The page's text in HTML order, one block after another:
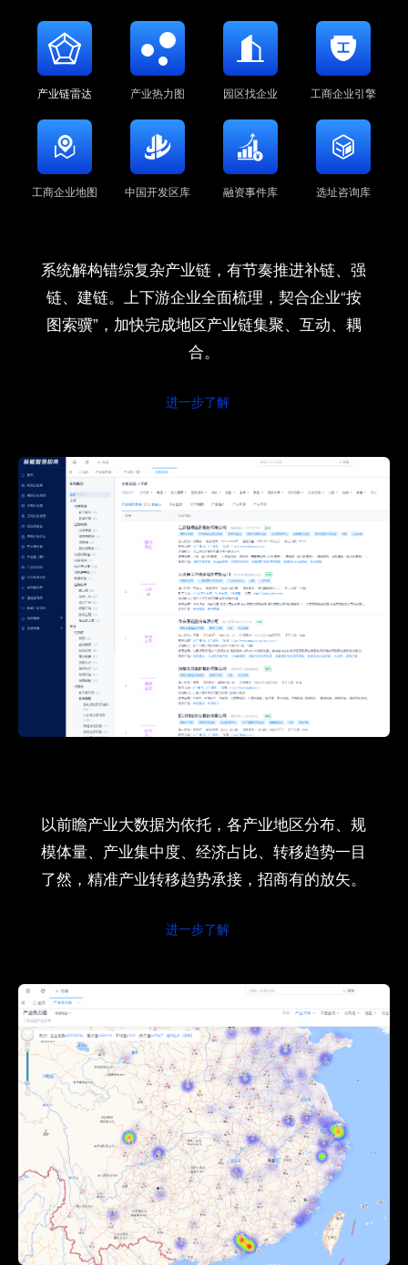
产业链雷达 产业热力图 园区找企业 工商企业引擎
工商企业地图 中国开发区库 融资事件库 选址咨询库
系统解构错综复杂产业链，有节奏推进补链、强
链、建链。上下游企业全面梳理，契合企业“按
图索骥”，加快完成地区产业链集聚、互动、耦
合。
进一步了解
以前瞻产业大数据为依托，各产业地区分布、规
模体量、产业集中度、经济占比、转移趋势一目
了然，精准产业转移趋势承接，招商有的放矢。
进一步了解